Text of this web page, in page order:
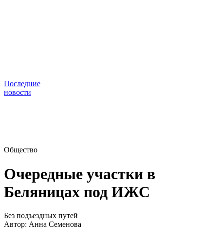
Последние
новости
Общество
Очередные участки в
Беляницах под ИЖС
Без подъездных путей
Автор: Анна Семенова